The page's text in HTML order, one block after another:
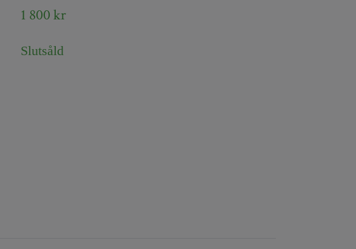
1 800 kr
Slutsåld